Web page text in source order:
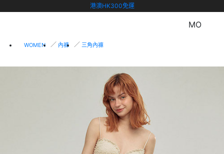
港澳HK300免運
MO
WOMEN 內褲 三角內褲